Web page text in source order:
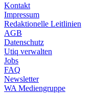
Kontakt
Impressum
Redaktionelle Leitlinien
AGB
Datenschutz
Utiq verwalten
Jobs
FAQ
Newsletter
WA Mediengruppe